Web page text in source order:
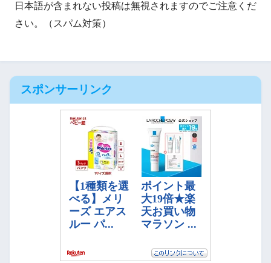
日本語が含まれない投稿は無視されますのでご注意くだ
さい。（スパム対策）
スポンサーリンク